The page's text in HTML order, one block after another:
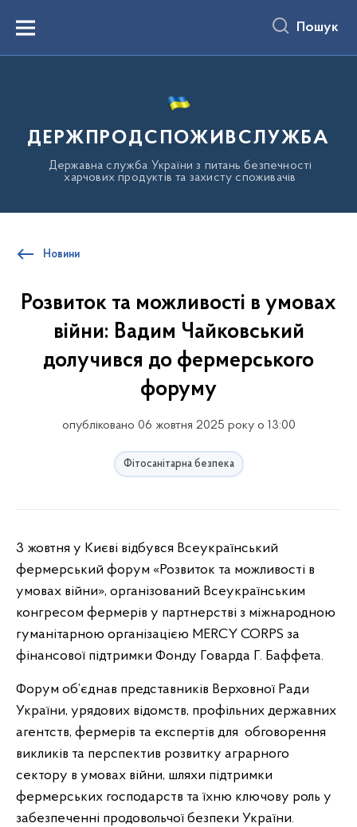
вмістуMenu Пошук
ДЕРЖПРОДСПОЖИВСЛУЖБА
Державна служба України з питань безпечності
харчових продуктів та захисту споживачів
Новини
Розвиток та можливості в умовах
війни: Вадим Чайковський
долучився до фермерського
форуму
опубліковано 06 жовтня 2025 року о 13:00
Фітосанітарна безпека
3 жовтня у Києві відбувся Всеукраїнський
фермерський форум «Розвиток та можливості в
умовах війни», організований Всеукраїнським
конгресом фермерів у партнерстві з міжнародною
гуманітарною організацією MERCY CORPS за
фінансової підтримки Фонду Говарда Г. Баффета.
Форум об’єднав представників Верховної Ради
України, урядових відомств, профільних державних
агентств, фермерів та експертів для обговорення
викликів та перспектив розвитку аграрного
сектору в умовах війни, шляхи підтримки
фермерських господарств та їхню ключову роль у
забезпеченні продовольчої безпеки України.